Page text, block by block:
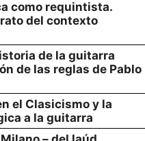
como requintista.
del contexto
de la guitarra
de las reglas de Pablo
el Clasicismo y la
a la guitarra